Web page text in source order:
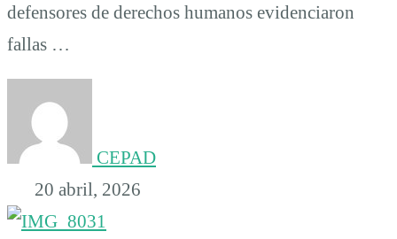
defensores de derechos humanos evidenciaron
fallas …
CEPAD
20 abril, 2026